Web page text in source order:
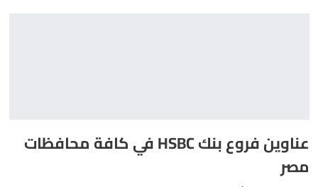
عناوين فروع بنك HSBC في كافة محافظات
مصر